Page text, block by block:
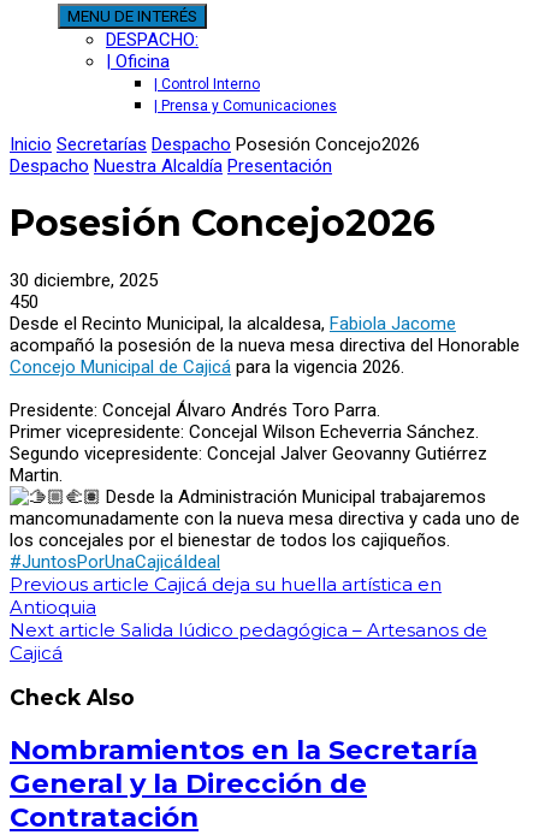
MENU DE INTERÉS
DESPACHO:
| Oficina
| Control Interno
| Prensa y Comunicaciones
Inicio Secretarías Despacho Posesión Concejo2026
Despacho Nuestra Alcaldía Presentación
Posesión Concejo2026
30 diciembre, 2025
450
Desde el Recinto Municipal, la alcaldesa, Fabiola Jacome
acompañó la posesión de la nueva mesa directiva del Honorable
Concejo Municipal de Cajicá para la vigencia 2026.
Presidente: Concejal Álvaro Andrés Toro Parra.
Primer vicepresidente: Concejal Wilson Echeverria Sánchez.
Segundo vicepresidente: Concejal Jalver Geovanny Gutiérrez
Martin.
Desde la Administración Municipal trabajaremos
mancomunadamente con la nueva mesa directiva y cada uno de
los concejales por el bienestar de todos los cajiqueños.
#JuntosPorUnaCajicáIdeal
Previous article Cajicá deja su huella artística en
Antioquia
Next article Salida lúdico pedagógica – Artesanos de
Cajicá
Check Also
Nombramientos en la Secretaría
General y la Dirección de
Contratación